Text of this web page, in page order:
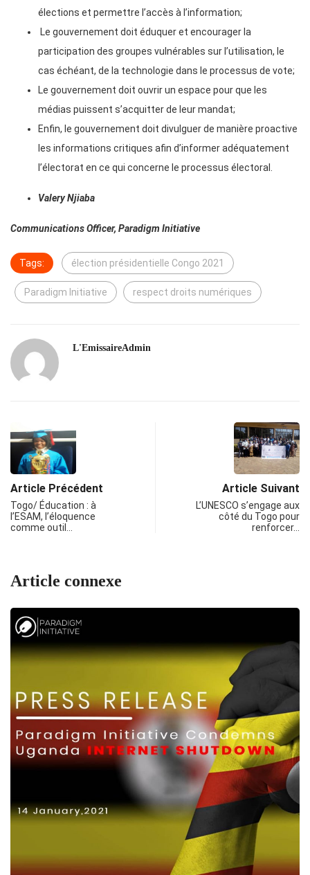
élections et permettre l’accès à l’information;
Le gouvernement doit éduquer et encourager la
participation des groupes vulnérables sur l’utilisation, le
cas échéant, de la technologie dans le processus de vote;
Le gouvernement doit ouvrir un espace pour que les
médias puissent s’acquitter de leur mandat;
Enfin, le gouvernement doit divulguer de manière proactive
les informations critiques afin d’informer adéquatement
l’électorat en ce qui concerne le processus électoral.
Valery Njiaba
Communications Officer, Paradigm Initiative
Tags: élection présidentielle Congo 2021
Paradigm Initiative respect droits numériques
L'EmissaireAdmin
Article Précédent
Togo/ Éducation : à
l’ESAM, l’éloquence
comme outil…
Article Suivant
L’UNESCO s’engage aux
côté du Togo pour
renforcer…
Article connexe